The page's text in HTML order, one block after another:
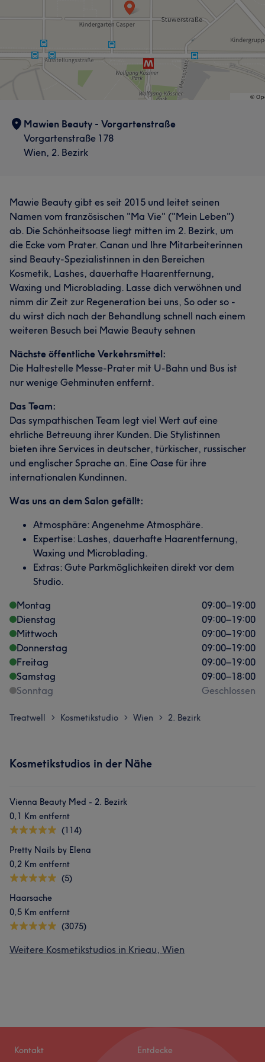
Mawien Beauty - Vorgartenstraße
Vorgartenstraße 178
Wien, 2. Bezirk
Mawie Beauty gibt es seit 2015 und leitet seinen
Namen vom französischen "Ma Vie" ("Mein Leben")
ab. Die Schönheitsoase liegt mitten im 2. Bezirk, um
die Ecke vom Prater. Canan und Ihre Mitarbeiterinnen
sind Beauty-Spezialistinnen in den Bereichen
Kosmetik, Lashes, dauerhafte Haarentfernung,
Waxing und Microblading. Lasse dich verwöhnen und
nimm dir Zeit zur Regeneration bei uns, So oder so -
du wirst dich nach der Behandlung schnell nach einem
weiteren Besuch bei Mawie Beauty sehnen
Nächste öffentliche Verkehrsmittel:
Die Haltestelle Messe-Prater mit U-Bahn und Bus ist
nur wenige Gehminuten entfernt.
Das Team:
Das sympathischen Team legt viel Wert auf eine
ehrliche Betreuung ihrer Kunden. Die Stylistinnen
bieten ihre Services in deutscher, türkischer, russischer
und englischer Sprache an. Eine Oase für ihre
internationalen Kundinnen.
Was uns an dem Salon gefällt:
Atmosphäre: Angenehme Atmosphäre.
Expertise: Lashes, dauerhafte Haarentfernung,
Waxing und Microblading.
Extras: Gute Parkmöglichkeiten direkt vor dem
Studio.
Montag
09:00–19:00
Dienstag
09:00–19:00
Mittwoch
09:00–19:00
Donnerstag
09:00–19:00
Freitag
09:00–19:00
Samstag
09:00–18:00
Sonntag
Geschlossen
Treatwell > Kosmetikstudio > Wien > 2. Bezirk
Kosmetikstudios in der Nähe
Vienna Beauty Med - 2. Bezirk
0,1 Km entfernt
(114)
Pretty Nails by Elena
0,2 Km entfernt
(5)
Haarsache
0,5 Km entfernt
(3075)
Weitere Kosmetikstudios in Krieau, Wien
Kontakt Entdecke